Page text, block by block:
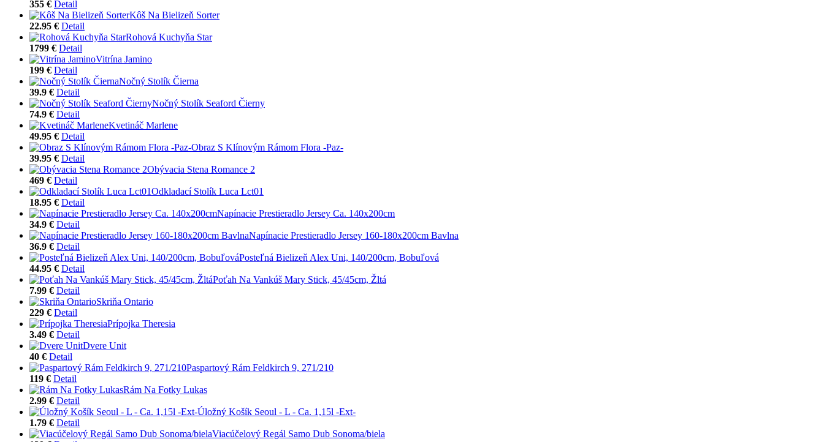
355 € Detail
Kôš Na Bielizeň Sorter
22.95 € Detail
Rohová Kuchyňa Star
1799 € Detail
Vitrína Jamino
199 € Detail
Nočný Stolík Čierna
39.9 € Detail
Nočný Stolík Seaford Čierny
74.9 € Detail
Kvetináč Marlene
49.95 € Detail
Obraz S Klínovým Rámom Flora -Paz-
39.95 € Detail
Obývacia Stena Romance 2
469 € Detail
Odkladací Stolík Luca Lct01
18.95 € Detail
Napínacie Prestieradlo Jersey Ca. 140x200cm
34.9 € Detail
Napínacie Prestieradlo Jersey 160-180x200cm Bavlna
36.9 € Detail
Posteľná Bielizeň Alex Uni, 140/200cm, Bobuľová
44.95 € Detail
Poťah Na Vankúš Mary Stick, 45/45cm, Žltá
7.99 € Detail
Skriňa Ontario
229 € Detail
Prípojka Theresia
3.49 € Detail
Dvere Unit
40 € Detail
Paspartový Rám Feldkirch 9, 271/210
119 € Detail
Rám Na Fotky Lukas
2.99 € Detail
Úložný Košík Seoul - L - Ca. 1,15l -Ext-
1.79 € Detail
Viacúčelový Regál Samo Dub Sonoma/biela